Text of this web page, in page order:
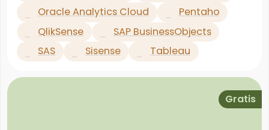
Oracle Analytics Cloud
Pentaho
QlikSense
SAP BusinessObjects
SAS
Sisense Tableau
Gratis